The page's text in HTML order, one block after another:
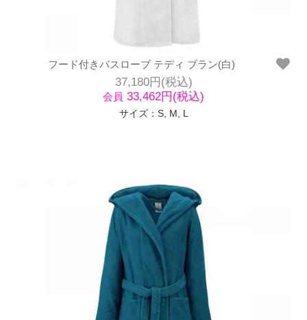
フード付きバスローブ テディ ブラン(白)
37,180円(税込)
会員 33,462円(税込)
サイズ：S, M, L